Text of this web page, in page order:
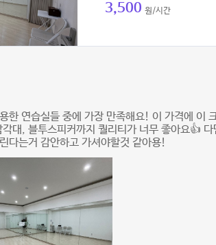
3,500 원/시간
한 연습실들 중에 가장 만족해요! 이 가격에 이
대, 블투스피커까지 퀄리티가 너무 좋아요👍
다는거 감안하고 가셔야할것 같아용!